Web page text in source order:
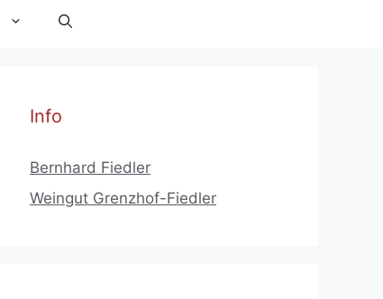
Info
Bernhard Fiedler
Weingut Grenzhof-Fiedler